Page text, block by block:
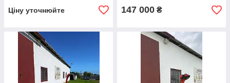
Ціну уточнюйте 147 000 ₴